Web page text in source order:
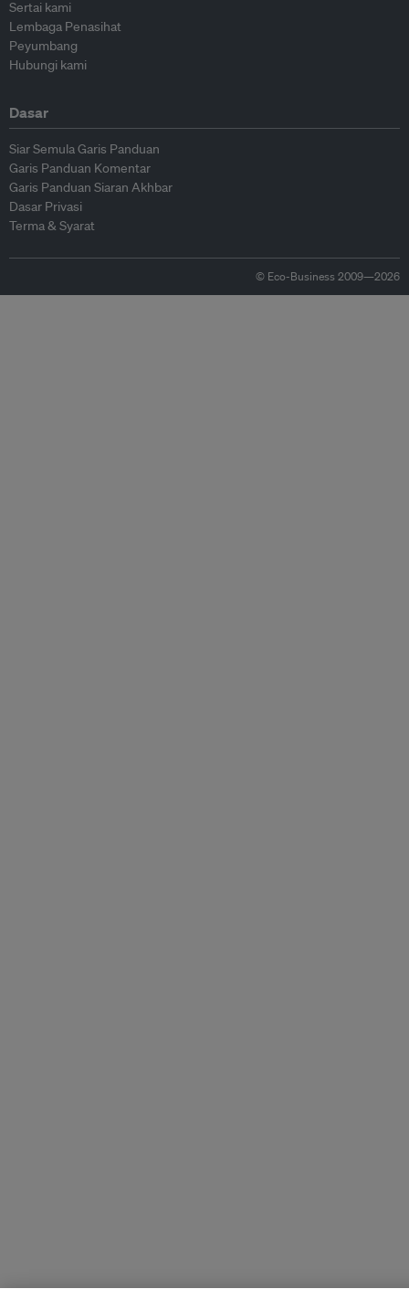
Sertai kami
Lembaga Penasihat
Peyumbang
Hubungi kami
Dasar
Siar Semula Garis Panduan
Garis Panduan Komentar
Garis Panduan Siaran Akhbar
Dasar Privasi
Terma & Syarat
© Eco-Business 2009—2026